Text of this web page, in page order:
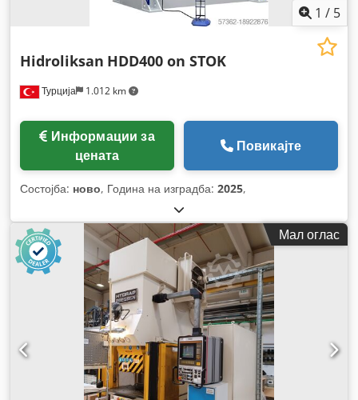
1 / 5
Турција 1.012 km
Hidroliksan HDD400 on STOK
цената
Повикајте
Состојба: ново, Година на изградба: 2025,
Мал оглас